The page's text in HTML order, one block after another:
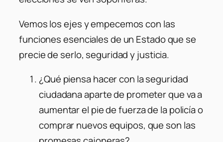
Vemos los ejes y empecemos con las
funciones esenciales de un Estado que se
precie de serlo, seguridad y justicia.
¿Qué piensa hacer con la seguridad
ciudadana aparte de prometer que va a
aumentar el pie de fuerza de la policía o
comprar nuevos equipos, que son las